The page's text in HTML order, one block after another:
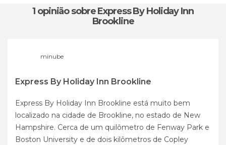
1 opiniãosobre Express By Holiday Inn
Brookline
minube
Express By Holiday Inn Brookline
Express By Holiday Inn Brookline está muito bem
localizado na cidade de Brookline, no estado de New
Hampshire. Cerca de um quilômetro de Fenway Park e
Boston University e de dois kilômetros de Copley